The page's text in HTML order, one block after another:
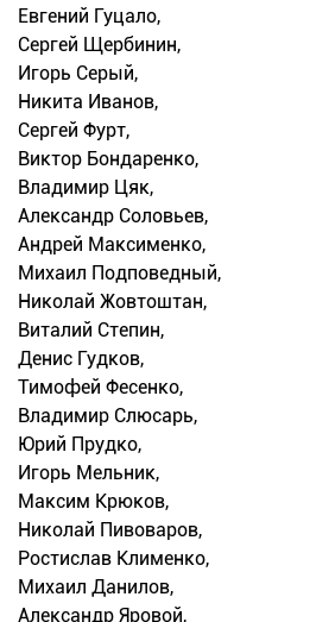
Евгений Гуцало,
Сергей Щербинин,
Игорь Серый,
Никита Иванов,
Сергей Фурт,
Виктор Бондаренко,
Владимир Цяк,
Александр Соловьев,
Андрей Максименко,
Михаил Подповедный,
Николай Жовтоштан,
Виталий Степин,
Денис Гудков,
Тимофей Фесенко,
Владимир Слюсарь,
Юрий Прудко,
Игорь Мельник,
Максим Крюков,
Николай Пивоваров,
Ростислав Клименко,
Михаил Данилов,
Александр Яровой,